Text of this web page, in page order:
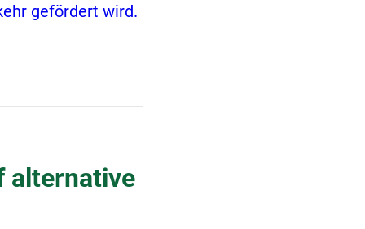
gefördert wird.
alternative